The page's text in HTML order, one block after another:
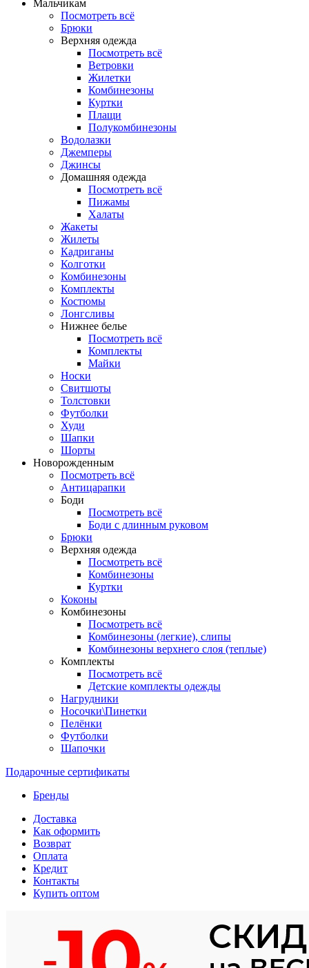
Мальчикам
Посмотреть всё
Брюки
Верхняя одежда
Посмотреть всё
Ветровки
Жилетки
Комбинезоны
Куртки
Плащи
Полукомбинезоны
Водолазки
Джемперы
Джинсы
Домашняя одежда
Посмотреть всё
Пижамы
Халаты
Жакеты
Жилеты
Кадриганы
Колготки
Комбинезоны
Комплекты
Костюмы
Лонгсливы
Нижнее белье
Посмотреть всё
Комплекты
Майки
Носки
Свитшоты
Толстовки
Футболки
Худи
Шапки
Шорты
Новорожденным
Посмотреть всё
Антицарапки
Боди
Посмотреть всё
Боди с длинным руковом
Брюки
Верхняя одежда
Посмотреть всё
Комбинезоны
Куртки
Коконы
Комбинезоны
Посмотреть всё
Комбинезоны (легкие), слипы
Комбинезоны верхнего слоя (теплые)
Комплекты
Посмотреть всё
Детские комплекты одежды
Нагрудники
Носочки\Пинетки
Пелёнки
Футболки
Шапочки
Подарочные сертификаты
Бренды
Доставка
Как оформить
Возврат
Оплата
Кредит
Контакты
Купить оптом